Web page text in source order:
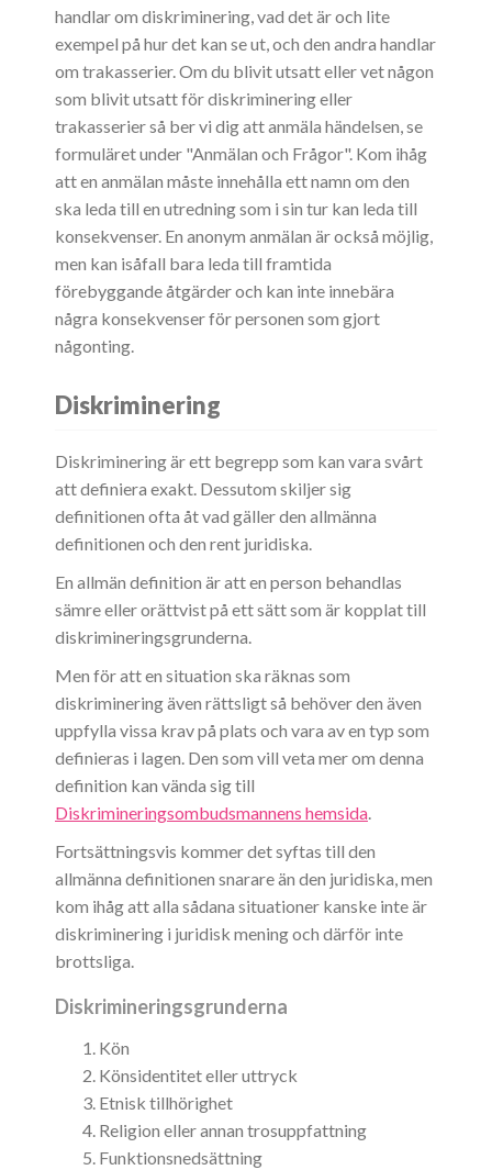
handlar om diskriminering, vad det är och lite
exempel på hur det kan se ut, och den andra handlar
om trakasserier. Om du blivit utsatt eller vet någon
som blivit utsatt för diskriminering eller
trakasserier så ber vi dig att anmäla händelsen, se
formuläret under "Anmälan och Frågor". Kom ihåg
att en anmälan måste innehålla ett namn om den
ska leda till en utredning som i sin tur kan leda till
konsekvenser. En anonym anmälan är också möjlig,
men kan isåfall bara leda till framtida
förebyggande åtgärder och kan inte innebära
några konsekvenser för personen som gjort
någonting.
Diskriminering
Diskriminering är ett begrepp som kan vara svårt
att definiera exakt. Dessutom skiljer sig
definitionen ofta åt vad gäller den allmänna
definitionen och den rent juridiska.
En allmän definition är att en person behandlas
sämre eller orättvist på ett sätt som är kopplat till
diskrimineringsgrunderna.
Men för att en situation ska räknas som
diskriminering även rättsligt så behöver den även
uppfylla vissa krav på plats och vara av en typ som
definieras i lagen. Den som vill veta mer om denna
definition kan vända sig till
Diskrimineringsombudsmannens hemsida.
Fortsättningsvis kommer det syftas till den
allmänna definitionen snarare än den juridiska, men
kom ihåg att alla sådana situationer kanske inte är
diskriminering i juridisk mening och därför inte
brottsliga.
Diskrimineringsgrunderna
Kön
Könsidentitet eller uttryck
Etnisk tillhörighet
Religion eller annan trosuppfattning
Funktionsnedsättning